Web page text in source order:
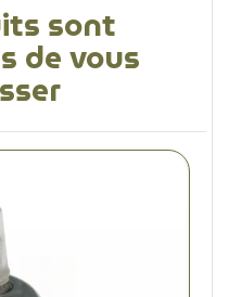
sont
de vous